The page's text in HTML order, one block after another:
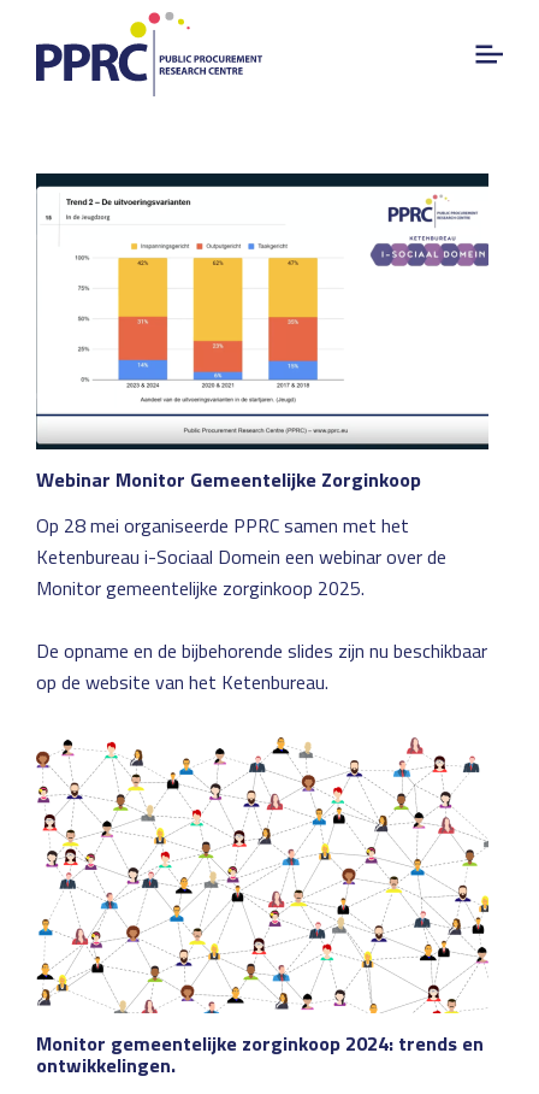
Webinar Monitor Gemeentelijke Zorginkoop
Op 28 mei organiseerde PPRC samen met het
Ketenbureau i-Sociaal Domein een webinar over de
Monitor gemeentelijke zorginkoop 2025.
De opname en de bijbehorende slides zijn nu beschikbaar
op de website van het Ketenbureau.
Monitor gemeentelijke zorginkoop 2024: trends en
ontwikkelingen.